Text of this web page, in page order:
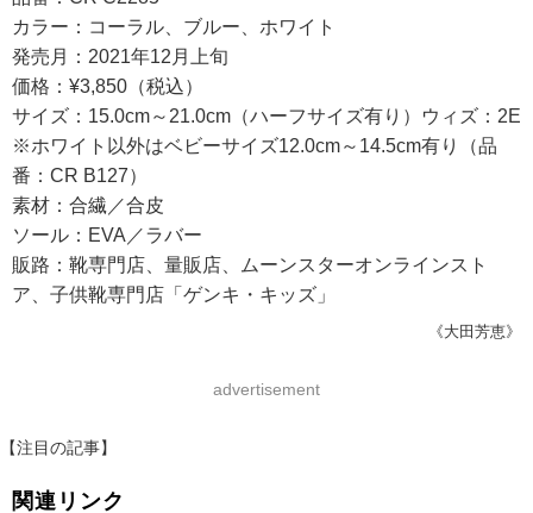
カラー：コーラル、ブルー、ホワイト
発売月：2021年12月上旬
価格：¥3,850（税込）
サイズ：15.0cm～21.0cm（ハーフサイズ有り）ウィズ：2E
※ホワイト以外はベビーサイズ12.0cm～14.5cm有り（品
番：CR B127）
素材：合繊／合皮
ソール：EVA／ラバー
販路：靴専門店、量販店、ムーンスターオンラインスト
ア、子供靴専門店「ゲンキ・キッズ」
《大田芳恵》
advertisement
【注目の記事】
関連リンク